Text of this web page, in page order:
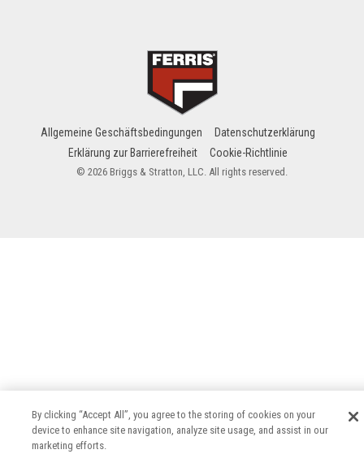
Allgemeine Geschäftsbedingungen
Datenschutzerklärung
Erklärung zur Barrierefreiheit
Cookie-Richtlinie
© 2026 Briggs & Stratton, LLC. All rights reserved.
By clicking “Accept All”, you agree to the storing of cookies on your
device to enhance site navigation, analyze site usage, and assist in our
marketing efforts.